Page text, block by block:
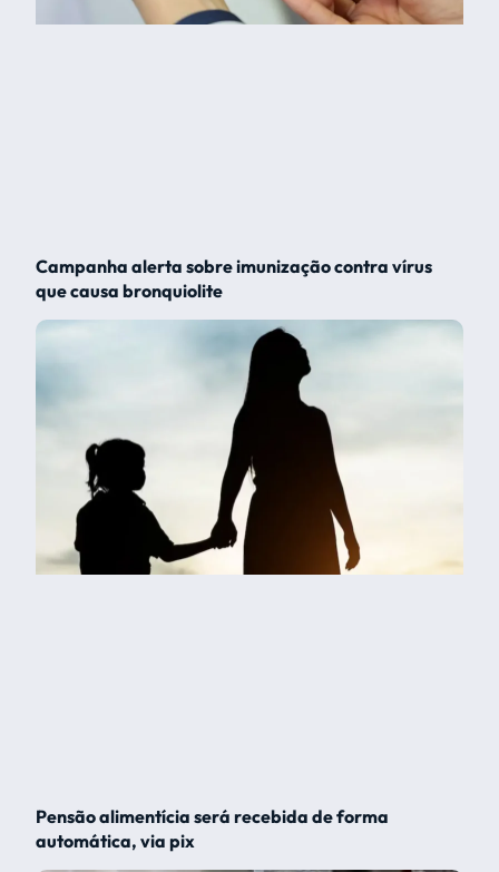
Campanha alerta sobre imunização contra vírus
que causa bronquiolite
Pensão alimentícia será recebida de forma
automática, via pix